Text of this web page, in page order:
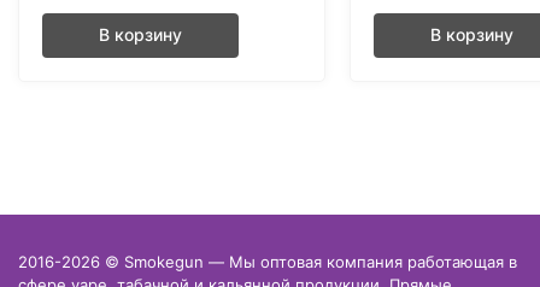
В корзину В корзину
2016-2026 © Smokegun — Мы оптовая компания работающая в